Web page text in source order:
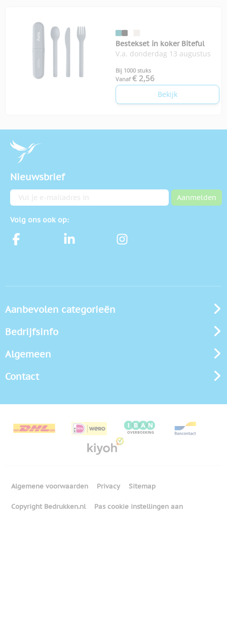
Bestekset in koker Biteful
V.a. donderdag 13 augustus
Bij 1000 stuks
Vanaf € 2,56
Bekijk
Nieuwsbrief
E-mailadres Aanmelden
Volg ons ook op:
Aanbevolen categorieën
Bedrijfsinfo
Algemeen
Contact
Algemene voorwaarden Privacy Sitemap
Copyright Bedrukken.nl Pas cookie instellingen aan